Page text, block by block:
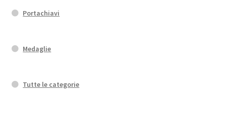
Portachiavi
Medaglie
Tutte le categorie